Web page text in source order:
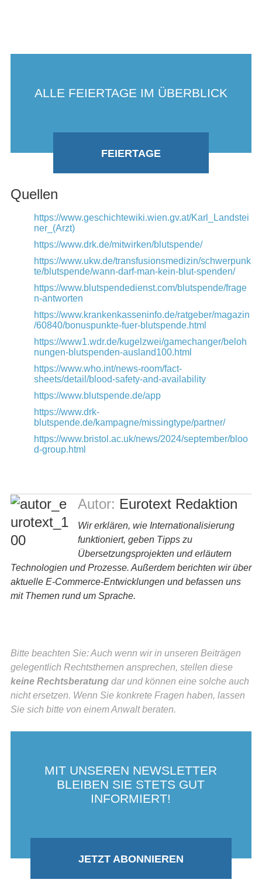
ALLE FEIERTAGE IM ÜBERBLICK
FEIERTAGE
Quellen
https://www.geschichtewiki.wien.gv.at/Karl_Landstei
ner_(Arzt)
https://www.drk.de/mitwirken/blutspende/
https://www.ukw.de/transfusionsmedizin/schwerpunk
te/blutspende/wann-darf-man-kein-blut-spenden/
https://www.blutspendedienst.com/blutspende/frage
n-antworten
https://www.krankenkasseninfo.de/ratgeber/magazin
/60840/bonuspunkte-fuer-blutspende.html
https://www1.wdr.de/kugelzwei/gamechanger/beloh
nungen-blutspenden-ausland100.html
https://www.who.int/news-room/fact-
sheets/detail/blood-safety-and-availability
https://www.blutspende.de/app
https://www.drk-
blutspende.de/kampagne/missingtype/partner/
https://www.bristol.ac.uk/news/2024/september/bloo
d-group.html
Autor: Eurotext Redaktion
Wir erklären, wie Internationalisierung
funktioniert, geben Tipps zu
Übersetzungsprojekten und erläutern
Technologien und Prozesse. Außerdem berichten wir über
aktuelle E-Commerce-Entwicklungen und befassen uns
mit Themen rund um Sprache.
Bitte beachten Sie: Auch wenn wir in unseren Beiträgen
gelegentlich Rechtsthemen ansprechen, stellen diese
keine Rechtsberatungdar und können eine solche auch
nicht ersetzen. Wenn Sie konkrete Fragen haben, lassen
Sie sich bitte von einem Anwalt beraten.
MIT UNSEREN NEWSLETTER
BLEIBEN SIE STETS GUT
INFORMIERT!
JETZT ABONNIEREN